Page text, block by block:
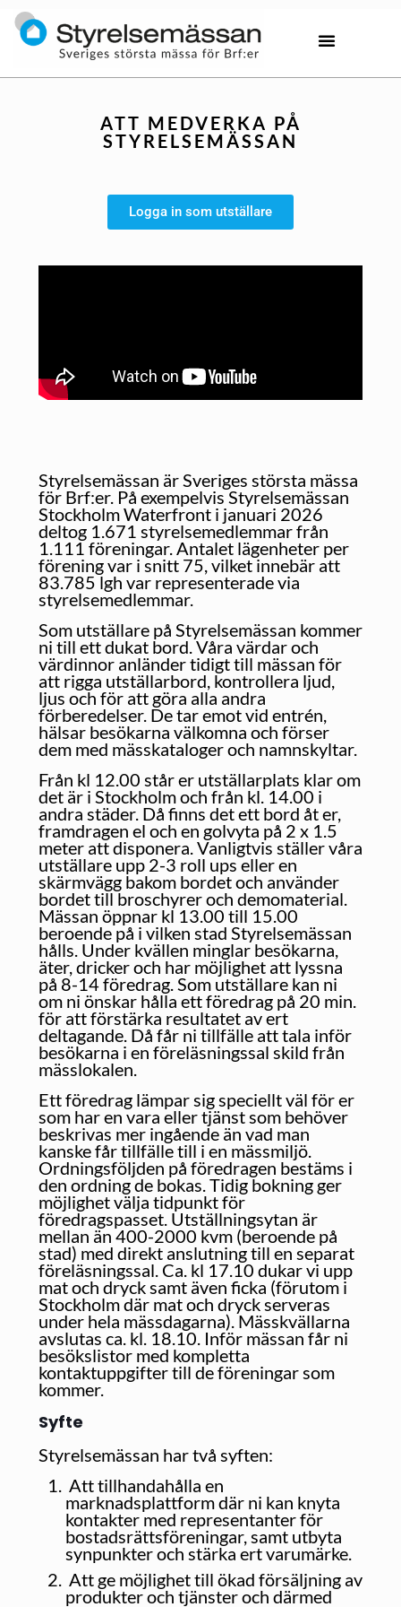
ATT MEDVERKA PÅ
STYRELSEMÄSSAN
Logga in som utställare
Styrelsemässan är Sveriges största mässa
för Brf:er. På exempelvis Styrelsemässan
Stockholm Waterfront i januari 2026
deltog 1.671 styrelsemedlemmar från
1.111 föreningar. Antalet lägenheter per
förening var i snitt 75, vilket innebär att
83.785lgh var representerade via
styrelsemedlemmar.
Som utställare på Styrelsemässan kommer
ni till ett dukat bord. Våra värdar och
värdinnor anländer tidigt till mässan för
att rigga utställarbord, kontrollera ljud,
ljus och för att göra alla andra
förberedelser. De tar emot vid entrén,
hälsar besökarna välkomna och förser
dem med mässkataloger och namnskyltar.
Från kl 12.00 står er utställarplats klar om
det är i Stockholm och från kl. 14.00 i
andra städer. Då finns det ett bord åt er,
framdragen el och en golvyta på 2 x 1.5
meter att disponera. Vanligtvis ställer våra
utställare upp 2-3 roll ups eller en
skärmvägg bakom bordet och använder
bordet till broschyrer och demomaterial.
Mässan öppnar kl 13.00 till 15.00
beroende på i vilken stad Styrelsemässan
hålls. Under kvällen minglar besökarna,
äter, dricker och har möjlighet att lyssna
på 8-14 föredrag. Som utställare kan ni
om ni önskar hålla ett föredrag på 20 min.
för att förstärka resultatet av ert
deltagande. Då får ni tillfälle att tala inför
besökarna i en föreläsningssal skild från
mässlokalen.
Ett föredrag lämpar sig speciellt väl för er
som har en vara eller tjänst som behöver
beskrivas mer ingående än vad man
kanske får tillfälle till i en mässmiljö.
Ordningsföljden på föredragen bestäms i
den ordning de bokas. Tidig bokning ger
möjlighet välja tidpunkt för
föredragspasset. Utställningsytan är
mellan än 400-2000 kvm (beroende på
stad) med direkt anslutning till en separat
föreläsningssal. Ca. kl 17.10 dukar vi upp
mat och dryck samt även ficka (förutom i
Stockholm där mat och dryck serveras
under hela mässdagarna). Mässkvällarna
avslutas ca. kl. 18.10. Inför mässan får ni
besökslistor med kompletta
kontaktuppgifter till de föreningar som
kommer.
Syfte
Styrelsemässan har två syften:
Att tillhandahålla en
marknadsplattform där ni kan knyta
kontakter med representanter för
bostadsrättsföreningar, samt utbyta
synpunkter och stärka ert varumärke.
Att ge möjlighet till ökad försäljning av
produkter och tjänster och därmed